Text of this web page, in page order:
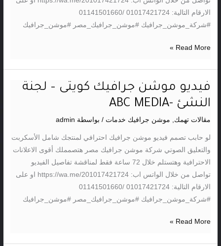
الارقام التالية: 01017421724 /01141501660
#شركة_موشن_جرافيك #موشن_جرافيك_مصر #موشن_جرافيك
Read More »
فيديو موشن جرافيك كويتى – لجنة
النشئ -ABC MEDIA
مقالات تهمك, موشن جرافيك خدمات / بواسطة admin
لو حابب تصمم فيديو موشن جرافيك احترافي لمنتجك شامل الأسكربت
والتعليق الصوتي شركة موشن جرافيك مصر هتصمملك أقوى الاعلانات
الاحترافية وهتستلم خلال 72 ساعة فقط لمناقشة تفاصيل الفيديو
تواصل من خلال الواتس اب: https://wa.me/201017421724 او على
الارقام التالية: 01017421724 /01141501660
#شركة_موشن_جرافيك #موشن_جرافيك_مصر #موشن_جرافيك
فيديو
موشن
كويتى
–
لجنة
النشئ
-
ABC
MEDIA
Read More »